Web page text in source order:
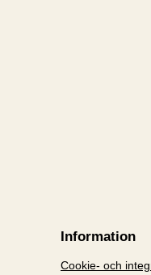
Information
Cookie- och